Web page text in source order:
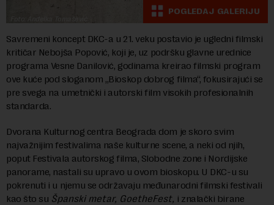
POGLEDAJ GALERIJU
Savremeni koncept DKC-a u 21. veku postavio je ugledni filmski
kritičar Nebojša Popović, koji je, uz podršku glavne urednice
programa Vesne Danilović, godinama kreirao filmski program
ove kuće pod sloganom „Bioskop dobrog filma“, fokusirajući se
pre svega na umetnički i autorski film visokih profesionalnih
standarda.
Dvorana Kulturnog centra Beograda dom je skoro svim
najvažnijim festivalima naše kulturne scene, a neki od njih,
poput Festivala autorskog filma, Slobodne zone i Nordijske
panorame, nastali su upravo u ovom bioskopu. U DKC-u su
pokrenuti i u njemu se održavaju međunarodni filmski festivali
kao što su Španski metar, GoetheFest, i znalački birane